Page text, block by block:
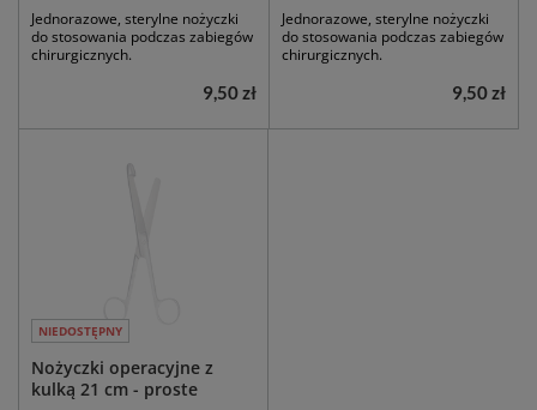
Jednorazowe, sterylne nożyczki
do stosowania podczas zabiegów
chirurgicznych.
9,50 zł
Jednorazowe, sterylne nożyczki
do stosowania podczas zabiegów
chirurgicznych.
9,50 zł
NIEDOSTĘPNY
Nożyczki operacyjne z
kulką 21 cm - proste